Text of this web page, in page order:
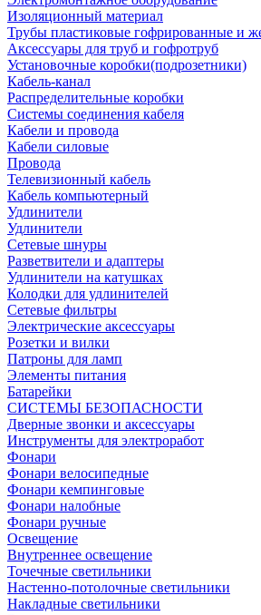
Изоляционный материал
Трубы пластиковые гофрированные и
Аксессуары для труб и гофротруб
Установочные коробки(подрозетники)
Кабель-канал
Распределительные коробки
Системы соединения кабеля
Кабели и провода
Кабели силовые
Провода
Телевизионный кабель
Кабель компьютерный
Удлинители
Удлинители
Сетевые шнуры
Разветвители и адаптеры
Удлинители на катушках
Колодки для удлинителей
Сетевые фильтры
Электрические аксессуары
Розетки и вилки
Патроны для ламп
Элементы питания
Батарейки
СИСТЕМЫ БЕЗОПАСНОСТИ
Дверные звонки и аксессуары
Инструменты для электроработ
Фонари
Фонари велосипедные
Фонари кемпинговые
Фонари налобные
Фонари ручные
Освещение
Внутреннее освещение
Точечные светильники
Настенно-потолочные светильники
Накладные светильники